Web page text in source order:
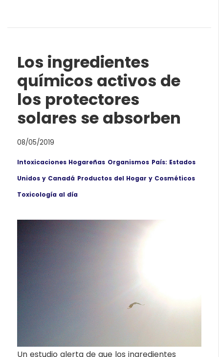
Los ingredientes
químicos activos de
los protectores
solares se absorben
08/05/2019
Intoxicaciones Hogareñas Organismos País: Estados
Unidos y Canadá Productos del Hogar y Cosméticos
Toxicología al día
Un estudio alerta de que los ingredientes